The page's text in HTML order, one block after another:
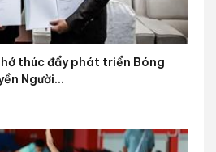
thúc đẩy phát triển Bóng
Người...